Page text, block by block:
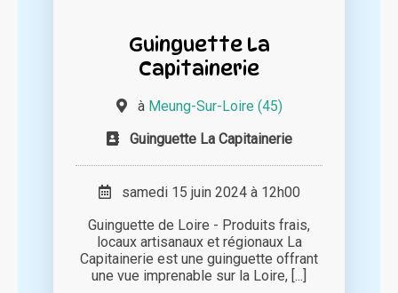
Guinguette La
Capitainerie
à Meung-Sur-Loire (45)
Guinguette La Capitainerie
samedi 15 juin 2024 à 12h00
Guinguette de Loire - Produits frais,
locaux artisanaux et régionaux La
Capitainerie est une guinguette offrant
une vue imprenable sur la Loire, [...]